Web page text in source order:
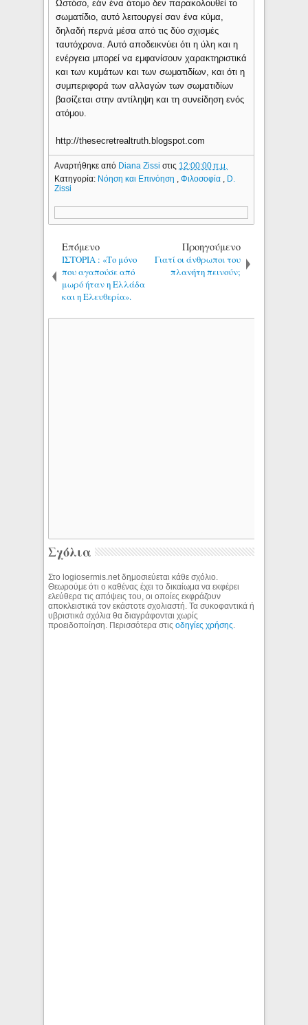
Ωστόσο, εάν ένα άτομο δεν παρακολουθεί το
σωματίδιο, αυτό λειτουργεί σαν ένα κύμα,
δηλαδή περνά μέσα από τις δύο σχισμές
ταυτόχρονα. Αυτό αποδεικνύει ότι η ύλη και η
ενέργεια μπορεί να εμφανίσουν χαρακτηριστικά
και των κυμάτων και των σωματιδίων, και ότι η
συμπεριφορά των αλλαγών των σωματιδίων
βασίζεται στην αντίληψη και τη συνείδηση ​​ενός
ατόμου.
http://thesecretrealtruth.blogspot.com
Αναρτήθηκε από Diana Zissiστις 12:00:00 π.μ.
Κατηγορία: Νόηση και Επινόηση ,Φιλοσοφία
D.
Zissi
Επόμενο
ΙΣΤΟΡΙΑ : «Το μόνο
που αγαπούσε από
μωρό ήταν η Ελλάδα
και η Ελευθερία».
Προηγούμενο
Γιατί οι άνθρωποι του
πλανήτη πεινούν;
Σχόλια
Στο logiosermis.net δημοσιεύεται κάθε σχόλιο.
Θεωρούμε ότι ο καθένας έχει το δικαίωμα να εκφέρει
ελεύθερα τις απόψεις του, οι οποίες εκφράζουν
αποκλειστικά τον εκάστοτε σχολιαστή. Τα συκοφαντικά ή
υβριστικά σχόλια θα διαγράφονται χωρίς
προειδοποίηση. Περισσότερα στιςοδηγίες χρήσης